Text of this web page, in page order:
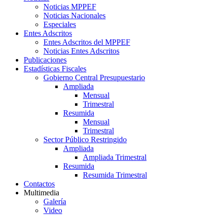
Noticias MPPEF
Noticias Nacionales
Especiales
Entes Adscritos
Entes Adscritos del MPPEF
Noticias Entes Adscritos
Publicaciones
Estadísticas Fiscales
Gobierno Central Presupuestario
Ampliada
Mensual
Trimestral
Resumida
Mensual
Trimestral
Sector Público Restringido
Ampliada
Ampliada Trimestral
Resumida
Resumida Trimestral
Contactos
Multimedia
Galería
Video